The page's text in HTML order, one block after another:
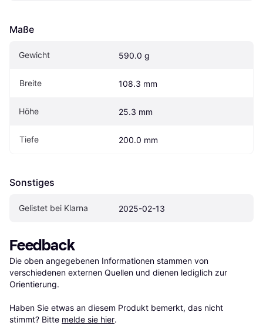
Maße
Gewicht 590.0 g
Breite 108.3 mm
Höhe 25.3 mm
Tiefe 200.0 mm
Sonstiges
Gelistet bei Klarna 2025-02-13
Feedback
Die oben angegebenen Informationen stammen von
verschiedenen externen Quellen und dienen lediglich zur
Orientierung.
Haben Sie etwas an diesem Produkt bemerkt, das nicht
stimmt? Bitte melde sie hier.